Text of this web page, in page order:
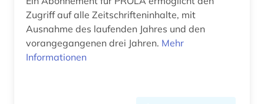
elektronische zeitschrift (71)
elektronische zeitschrift zeitschriftenaufsatz
(1)
Zugriff auf alle Zeitschrifteninhalte, mit
Ausnahme des laufenden Jahres und den
vorangegangenen drei Jahren. Mehr
Informationen